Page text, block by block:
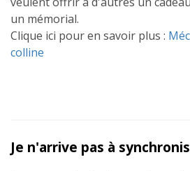
un mémorial.
Clique ici pour en savoir plus :
colline
Je n'arrive pas à